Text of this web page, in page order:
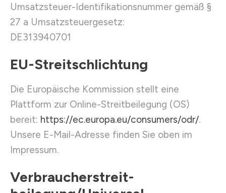
Umsatzsteuer-Identifikationsnummer gemäß §
27 a Umsatzsteuergesetz:
DE313940701
EU-Streitschlichtung
Die Europäische Kommission stellt eine
Plattform zur Online-Streitbeilegung (OS)
bereit: https://ec.europa.eu/consumers/odr/.
Unsere E-Mail-Adresse finden Sie oben im
Impressum.
Verbraucher­streit­